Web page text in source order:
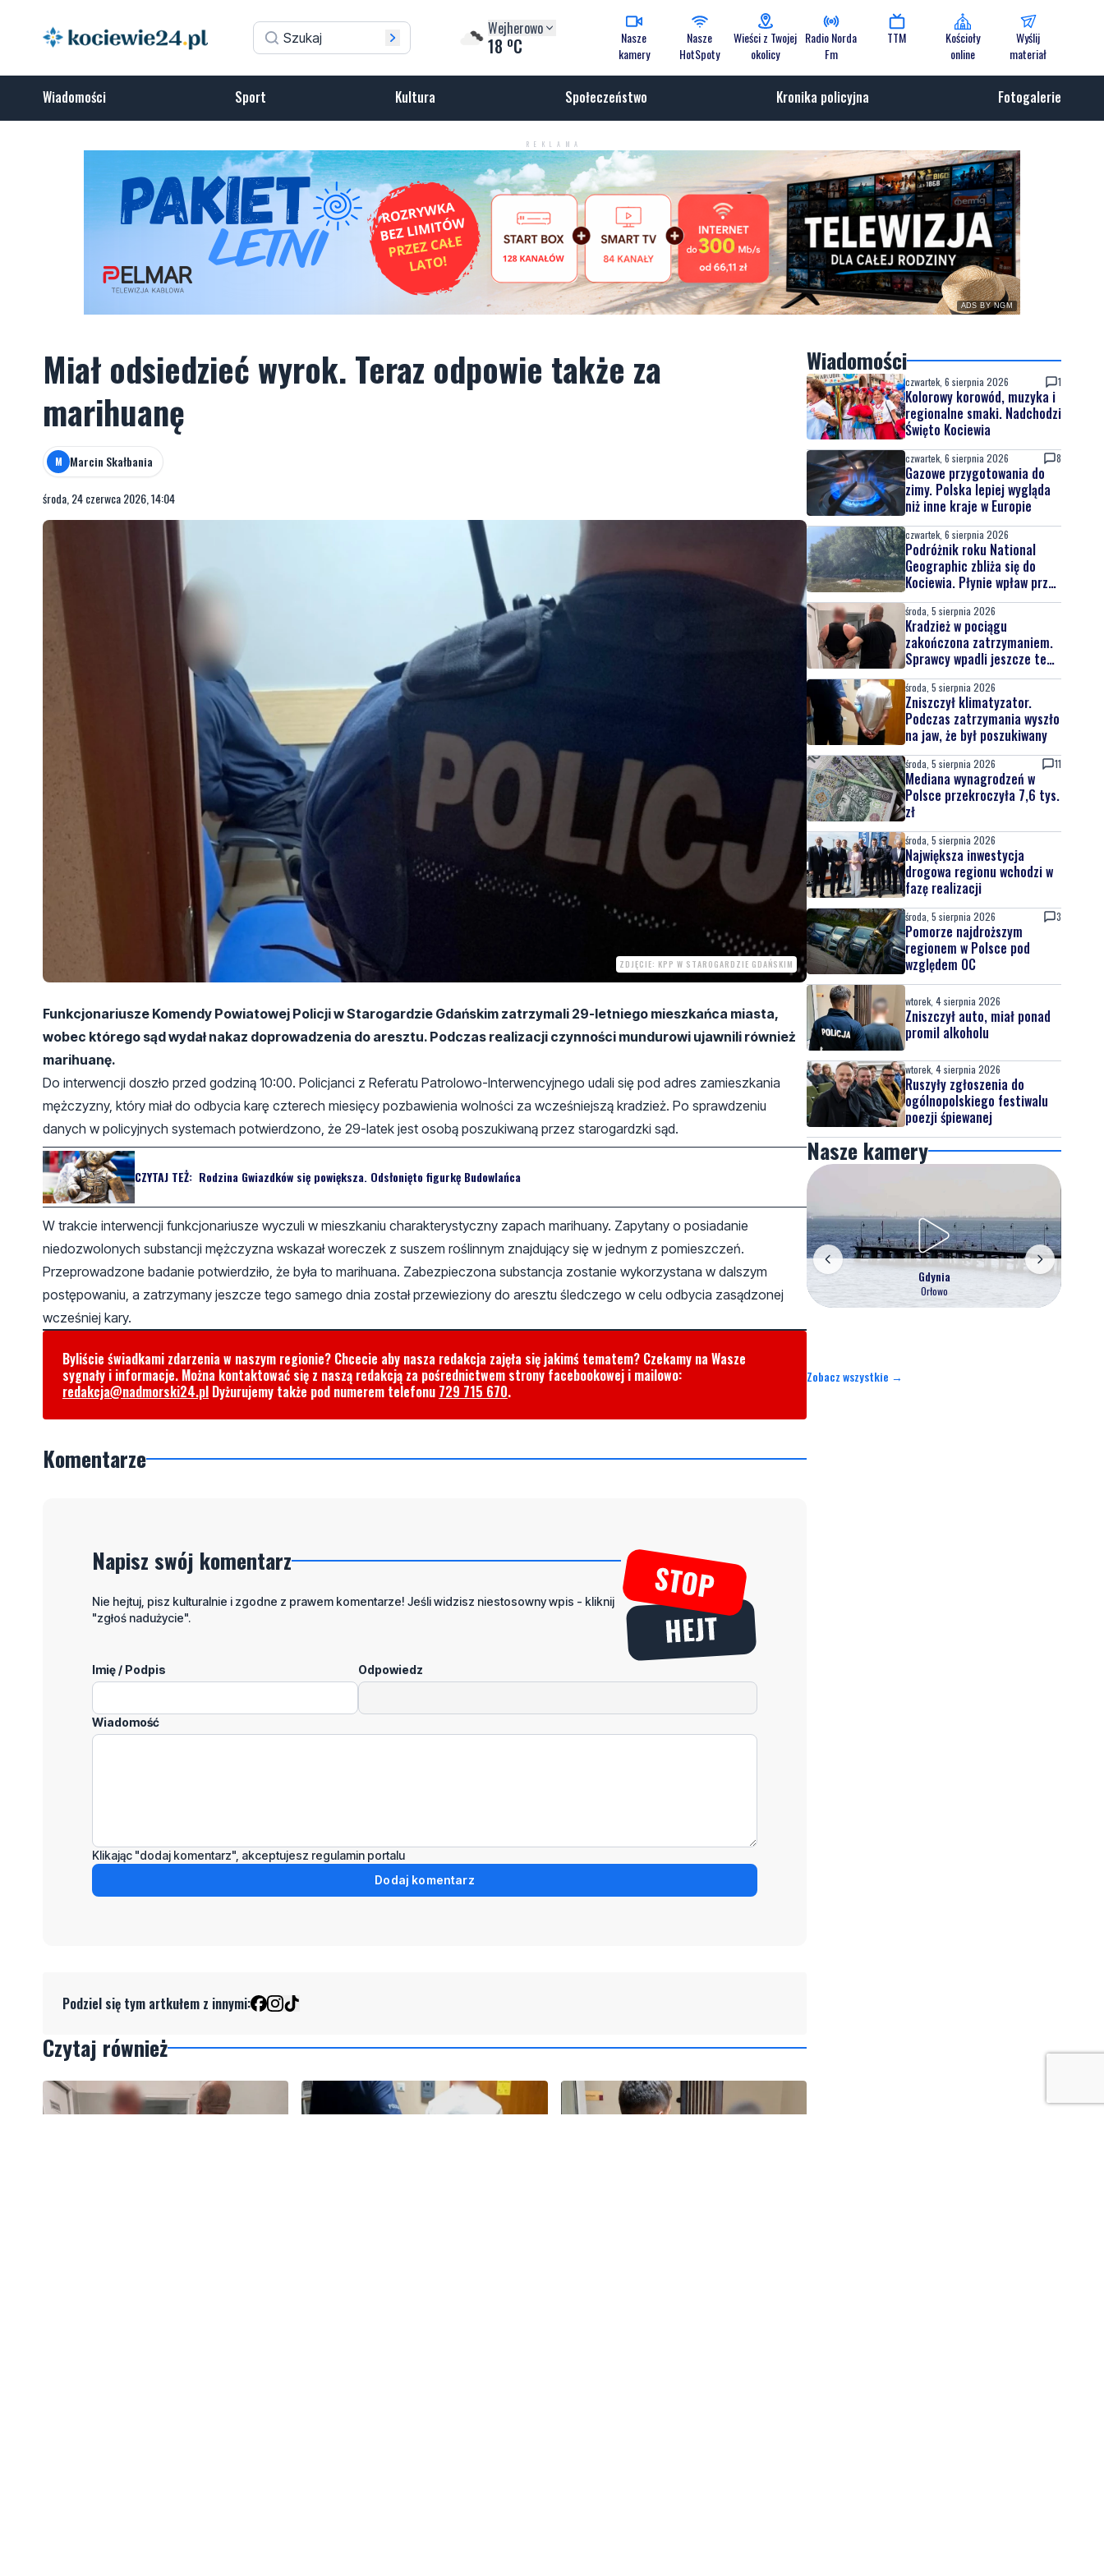
Wejherowo
18 oC
Nasze
kamery
Nasze
HotSpoty
Wieści z Twojej
okolicy
Radio Norda
Fm
TTM
Kościoły
online
Wyślij
materiał
Wiadomości Sport Kultura Społeczeństwo Kronika policyjna Fotogalerie
REKLAMA
ADS BY NGM
Miał odsiedzieć wyrok. Teraz odpowie także za
marihuanę
M Marcin Skałbania
środa, 24 czerwca 2026, 14:04
ZDJĘCIE: KPP W STAROGARDZIE GDAŃSKIM
Funkcjonariusze Komendy Powiatowej Policji w Starogardzie Gdańskim zatrzymali 29-letniego mieszkańca miasta,
wobec którego sąd wydał nakaz doprowadzenia do aresztu. Podczas realizacji czynności mundurowi ujawnili również
marihuanę.
Do interwencji doszło przed godziną 10:00. Policjanci z Referatu Patrolowo-Interwencyjnego udali się pod adres zamieszkania
mężczyzny, który miał do odbycia karę czterech miesięcy pozbawienia wolności za wcześniejszą kradzież. Po sprawdzeniu
danych w policyjnych systemach potwierdzono, że 29-latek jest osobą poszukiwaną przez starogardzki sąd.
CZYTAJ TEŻ: Rodzina Gwiazdków się powiększa. Odsłonięto figurkę Budowlańca
W trakcie interwencji funkcjonariusze wyczuli w mieszkaniu charakterystyczny zapach marihuany. Zapytany o posiadanie
niedozwolonych substancji mężczyzna wskazał woreczek z suszem roślinnym znajdujący się w jednym z pomieszczeń.
Przeprowadzone badanie potwierdziło, że była to marihuana. Zabezpieczona substancja zostanie wykorzystana w dalszym
postępowaniu, a zatrzymany jeszcze tego samego dnia został przewieziony do aresztu śledczego w celu odbycia zasądzonej
wcześniej kary.
Byliście świadkami zdarzenia w naszym regionie? Chcecie aby nasza redakcja zajęła się jakimś tematem? Czekamy na Wasze
sygnały i informacje. Można kontaktować się z naszą redakcją za pośrednictwem strony facebookowej i mailowo:
redakcja@nadmorski24.pl Dyżurujemy także pod numerem telefonu 729 715 670.
Komentarze
Napisz swój komentarz
Nie hejtuj, pisz kulturalnie i zgodne z prawem komentarze! Jeśli widzisz niestosowny wpis - kliknij
"zgłoś nadużycie".
Imię / Podpis Odpowiedz
Wiadomość
Klikając "dodaj komentarz", akceptujesz regulamin portalu
Dodaj komentarz
Podziel się tym artkułem z innymi:
Czytaj również
Wiadomości
czwartek, 6 sierpnia 2026 1
Kolorowy korowód, muzyka i
regionalne smaki. Nadchodzi
Święto Kociewia
czwartek, 6 sierpnia 2026 8
Gazowe przygotowania do
zimy. Polska lepiej wygląda
niż inne kraje w Europie
czwartek, 6 sierpnia 2026
Podróżnik roku National
Geographic zbliża się do
Kociewia. Płynie wpław przez
całą Wisłę
środa, 5 sierpnia 2026
Kradzież w pociągu
zakończona zatrzymaniem.
Sprawcy wpadli jeszcze tego
samego dnia
środa, 5 sierpnia 2026
Zniszczył klimatyzator.
Podczas zatrzymania wyszło
na jaw, że był poszukiwany
środa, 5 sierpnia 2026 11
Mediana wynagrodzeń w
Polsce przekroczyła 7,6 tys.
zł
środa, 5 sierpnia 2026
Największa inwestycja
drogowa regionu wchodzi w
fazę realizacji
środa, 5 sierpnia 2026 3
Pomorze najdroższym
regionem w Polsce pod
względem OC
wtorek, 4 sierpnia 2026
Zniszczył auto, miał ponad
promil alkoholu
wtorek, 4 sierpnia 2026
Ruszyły zgłoszenia do
ogólnopolskiego festiwalu
poezji śpiewanej
Nasze kamery
Gdynia
Orłowo
Zobacz wszystkie →